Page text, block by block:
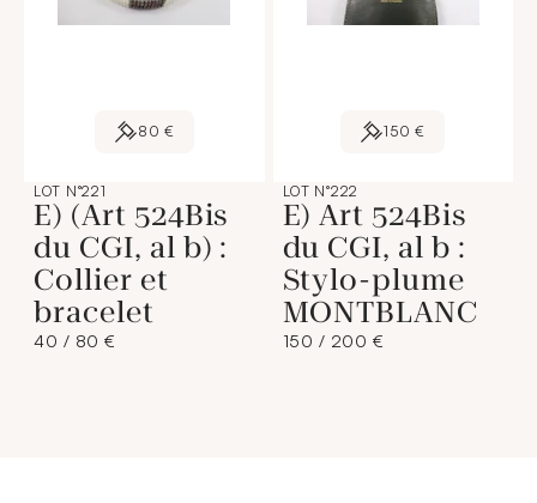
80 €
LOT N°221
E) (Art 524Bis
du CGI, al b) :
Collier et
bracelet
40 / 80 €
150 €
LOT N°222
E) Art 524Bis
du CGI, al b :
Stylo-plume
MONTBLANC
150 / 200 €